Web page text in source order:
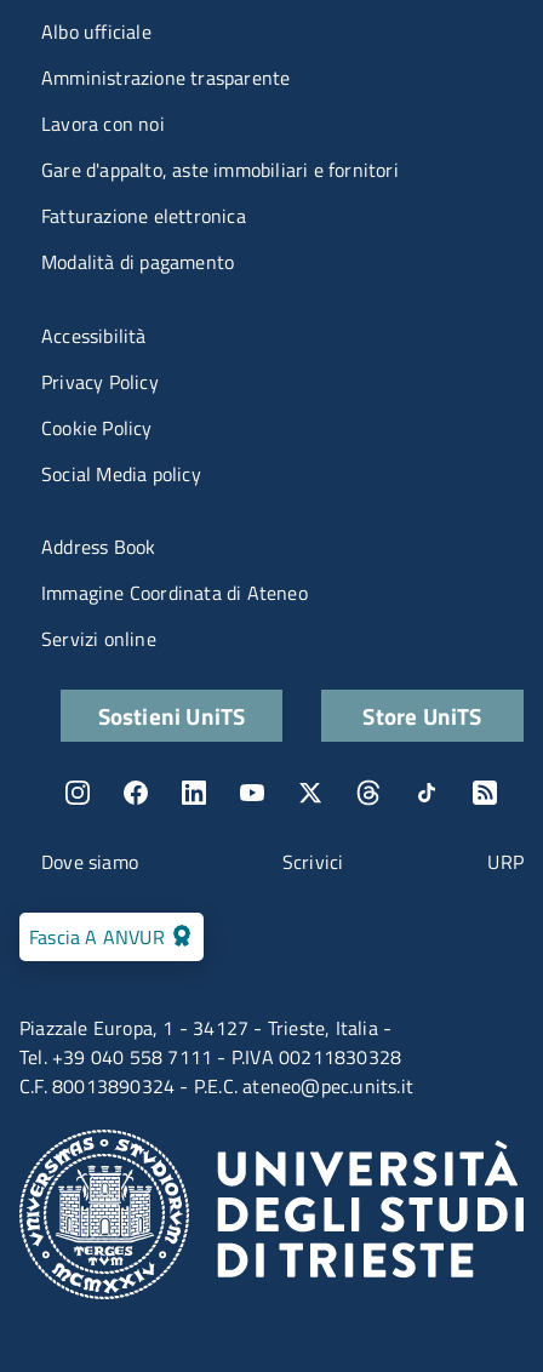
Piazzale Europa, 1 - 34127 - Trieste, Italia -
Tel. +39 040 558 7111 - P.IVA 00211830328
C.F. 80013890324 - P.E.C.ateneo@pec.units.it
Fascia A ANVUR
Menu contatti
Dove siamo Scrivici URP
Menu organizzazione
Albo ufficiale
Amministrazione trasparente
Lavora con noi
Gare d'appalto, aste immobiliari e fornitori
Fatturazione elettronica
Modalità di pagamento
Menù riferimenti
Accessibilità
Privacy Policy
Cookie Policy
Social Media policy
Menu portale
Address Book
Immagine Coordinata di Ateneo
Servizi online
Quick linksSostieni UniTS Store UniTS
Menu social